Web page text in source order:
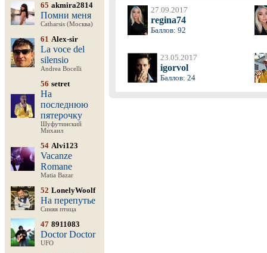
65 akmira2814
Помни меня
Catharsis (Москва)
61 Alex-sir
La voce del
silensio
Andrea Bocelli
56 setret
На
последнюю
пятерочку
Шуфутинский
Михаил
54 Alvi123
Vacanze
Romane
Matia Bazar
52 LonelyWoolf
На перепутье
Синяя птица
47 8911083
Doctor Doctor
UFO
27.09.2017
regina74
Баллов: 92
23.05.2017
igorvol
Баллов: 24